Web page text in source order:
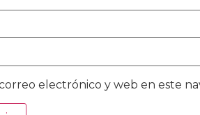
electrónico y web en este